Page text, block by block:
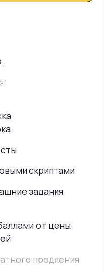
скриптами
задания
от цены
продления